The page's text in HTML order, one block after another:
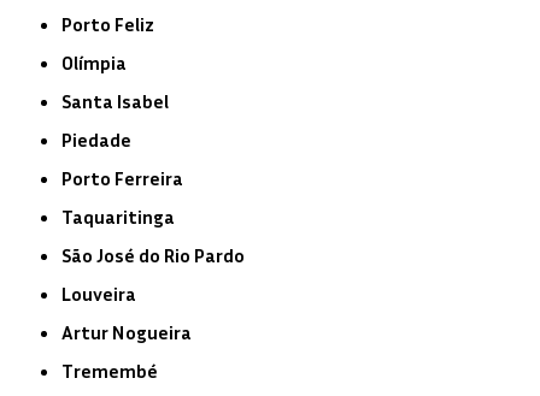
Porto Feliz
Olímpia
Santa Isabel
Piedade
Porto Ferreira
Taquaritinga
São José do Rio Pardo
Louveira
Artur Nogueira
Tremembé